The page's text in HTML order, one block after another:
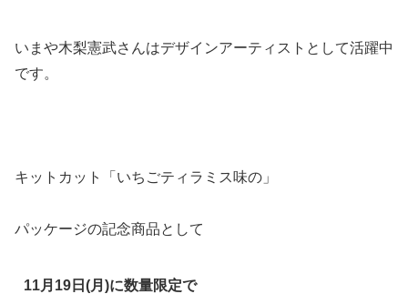
いまや木梨憲武さんはデザインアーティストとして活躍中
です。
キットカット「いちごティラミス味の」
パッケージの記念商品として
11月19日(月)に数量限定で